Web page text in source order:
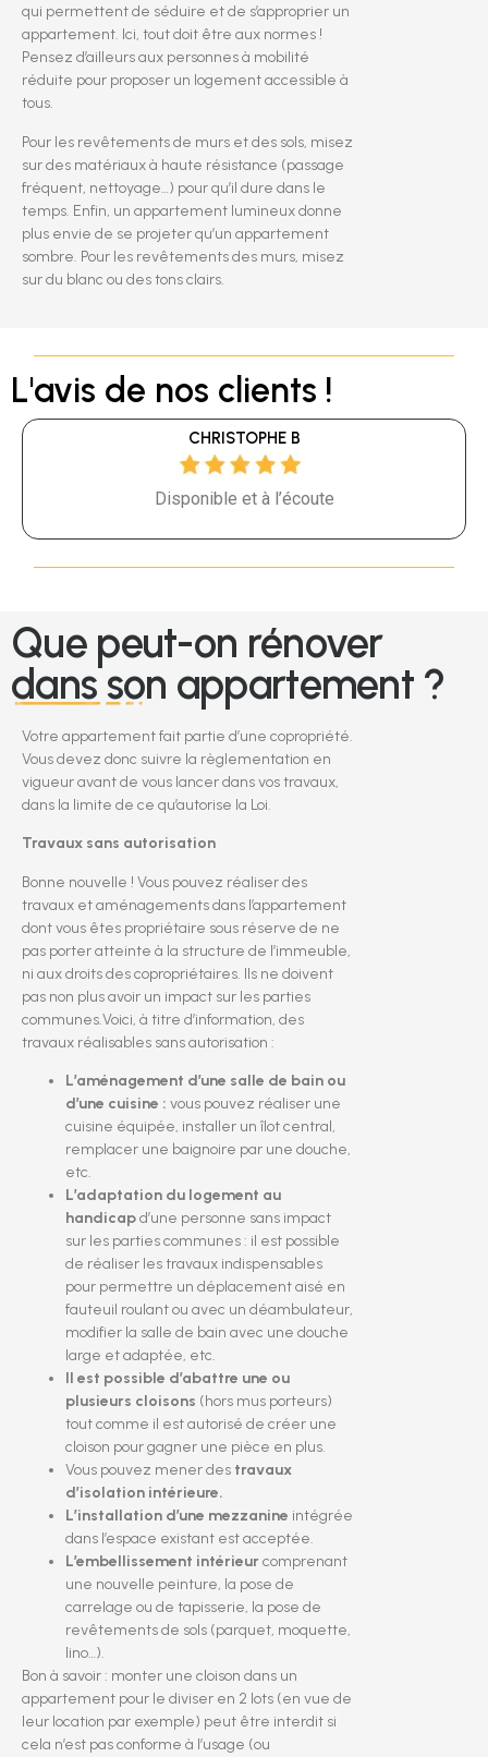
qui permettent de séduire et de s’approprier un
appartement. Ici, tout doit être aux normes !
Pensez d’ailleurs aux personnes à mobilité
réduite pour proposer un logement accessible à
tous.
Pour les revêtements de murs et des sols, misez
sur des matériaux à haute résistance (passage
fréquent, nettoyage…) pour qu’il dure dans le
temps. Enfin, un appartement lumineux donne
plus envie de se projeter qu’un appartement
sombre. Pour les revêtements des murs, misez
sur du blanc ou des tons clairs.
L'avis de nos clients !
CHRISTOPHE B
Disponible et à l’écoute
Que peut-on rénover
dans son appartement ?
Votre appartement fait partie d’une copropriété.
Vous devez donc suivre la règlementation en
vigueur avant de vous lancer dans vos travaux,
dans la limite de ce qu’autorise la Loi.
Travaux sans autorisation
Bonne nouvelle ! Vous pouvez réaliser des
travaux et aménagements dans l’appartement
dont vous êtes propriétaire sous réserve de ne
pas porter atteinte à la structure de l’immeuble,
ni aux droits des copropriétaires. Ils ne doivent
pas non plus avoir un impact sur les parties
communes.Voici, à titre d’information, des
travaux réalisables sans autorisation :
L’aménagement d’une salle de bain ou
d’une cuisine : vous pouvez réaliser une
cuisine équipée, installer un îlot central,
remplacer une baignoire par une douche,
etc.
L’adaptation du logement au
handicapd’une personne sans impact
sur les parties communes : il est possible
de réaliser les travaux indispensables
pour permettre un déplacement aisé en
fauteuil roulant ou avec un déambulateur,
modifier la salle de bain avec une douche
large et adaptée, etc.
Il est possible d’abattre une ou
plusieurs cloisons (hors mus porteurs)
tout comme il est autorisé de créer une
cloison pour gagner une pièce en plus.
Vous pouvez mener des travaux
d’isolation intérieure.
L’installation d’une mezzanine intégrée
dans l’espace existant est acceptée.
L’embellissement intérieur comprenant
une nouvelle peinture, la pose de
carrelage ou de tapisserie, la pose de
revêtements de sols (parquet, moquette,
lino…).
Bon à savoir : monter une cloison dans un
appartement pour le diviser en 2 lots (en vue de
leur location par exemple) peut être interdit si
cela n’est pas conforme à l’usage (ou